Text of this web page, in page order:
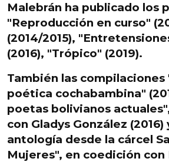
Malebrán ha publicado los
"Reproducción en curso"
(2014/2015), "
(2016), "Trópico" (2019).
También las compilaciones
poética cochabambina"
poetas bolivianos actuales
con Gladys González (2016)
antología desde la cárcel
Mujeres", en coedición con